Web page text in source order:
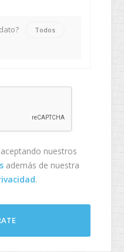
Todos
nuestros
además de nuestra
.